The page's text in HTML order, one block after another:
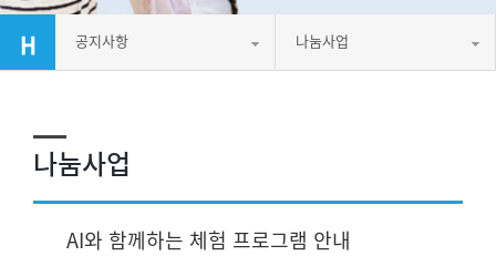
공지사항 나눔사업
나눔사업
AI와 함께하는 체험 프로그램 안내